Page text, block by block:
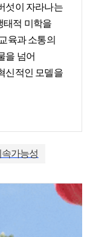
섯이 자라나는
태적 미학을
육과 소통의
을 넘어
신적인 모델을
속가능성